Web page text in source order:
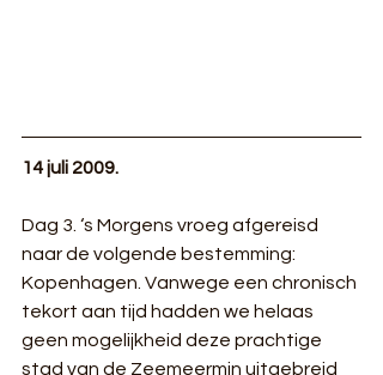
14 juli 2009.
Dag 3. ‘s Morgens vroeg afgereisd
naar de volgende bestemming:
Kopenhagen. Vanwege een chronisch
tekort aan tijd hadden we helaas
geen mogelijkheid deze prachtige
stad van de Zeemeermin uitgebreid